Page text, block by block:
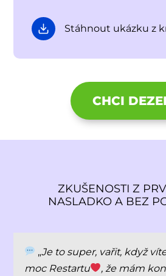
Stáhnout ukázku z
CHCI
ZKUŠENOSTI Z
NASLADKO A BEZ
„Je to super, vařit, když
moc Restartu
, že mám